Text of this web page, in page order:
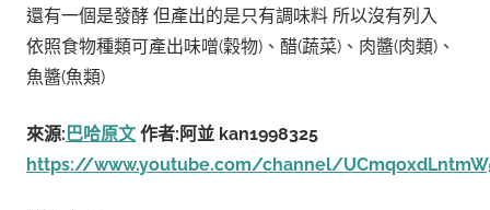
還有一個是發酵 但產出的是只有調味料 所以沒有列入
依照食物種類可產出味噌(穀物)、醋(蔬菜)、肉醬(肉類)、
魚醬(魚類)
來源:巴哈原文 作者:阿並 kan1998325
https://www.youtube.com/channel/